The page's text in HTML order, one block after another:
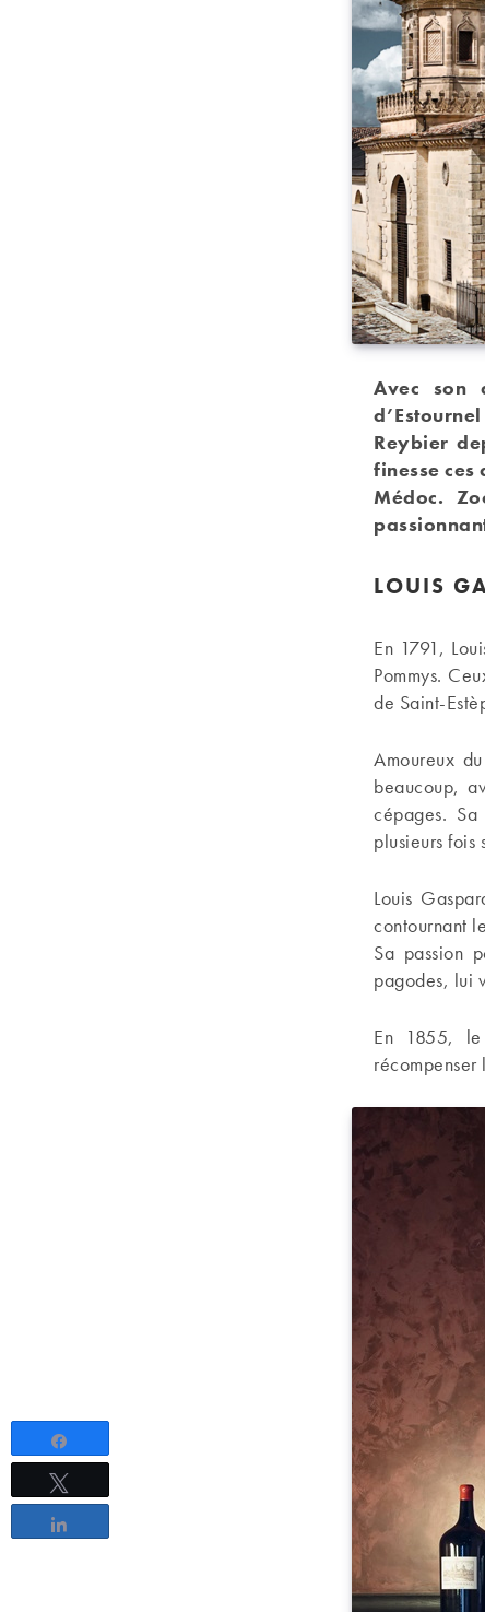
Avec son
Reybier
finesse ces
Médoc.
LOUIS
En 1791,
Pommys.
de Saint-
Amoureux
beaucoup,
cépages.
plusieurs
Louis
contournant
Sa passion
pagodes, lui
En 1855,